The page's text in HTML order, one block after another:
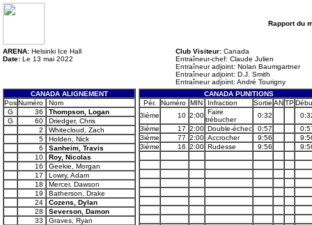
Rapport du
ARENA: Helsinki Ice Hall
Date: Le 13 mai 2022
Club Visiteur: Canada
Entraîneur-chef: Claude Julien
Entraîneur adjoint: Nolan Baumgartner
Entraîneur adjoint: D.J. Smith
Entraîneur adjoint: André Tourigny
CANADA ALIGNEMENT
PosNuméro
Nom
G
36
Thompson, Logan
G
60
Driedger, Chris
2
Whitecloud, Zach
5
Holden, Nick
6
Sanheim, Travis
10
Roy, Nicolas
16
Geekie, Morgan
17
Lowry, Adam
18
Mercer, Dawson
19
Batherson, Drake
24
Cozens, Dylan
28
Severson, Damon
33
Graves, Ryan
CANADA PUNITIONS
Pér.
Numéro MIN Infraction Sortie ANTP
3ième
10 2:00 Faire
trébucher
0:32
3ième
17 2:00 Double-échec 0:57
3ième
77 2:00 Accrocher 9:56
3ième
16 2:00 Rudesse 9:56